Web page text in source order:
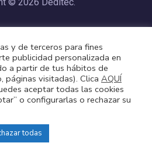
Cookies
y de terceros para fines
publicidad personalizada en
a partir de tus hábitos de
páginas visitadas). Clica AQUÍ
aceptar todas las cookies
o configurarlas o rechazar su
todas